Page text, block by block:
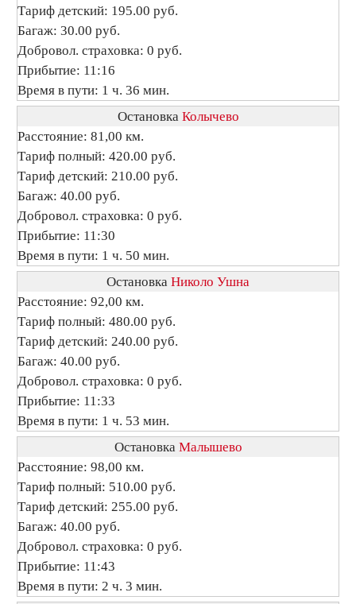
Тариф детский: 195.00 руб.
Багаж: 30.00 руб.
Добровол. страховка: 0 руб.
Прибытие: 11:16
Время в пути: 1 ч. 36 мин.
Остановка Колычево
Расстояние: 81,00 км.
Тариф полный: 420.00 руб.
Тариф детский: 210.00 руб.
Багаж: 40.00 руб.
Добровол. страховка: 0 руб.
Прибытие: 11:30
Время в пути: 1 ч. 50 мин.
Остановка Николо Ушна
Расстояние: 92,00 км.
Тариф полный: 480.00 руб.
Тариф детский: 240.00 руб.
Багаж: 40.00 руб.
Добровол. страховка: 0 руб.
Прибытие: 11:33
Время в пути: 1 ч. 53 мин.
Остановка Малышево
Расстояние: 98,00 км.
Тариф полный: 510.00 руб.
Тариф детский: 255.00 руб.
Багаж: 40.00 руб.
Добровол. страховка: 0 руб.
Прибытие: 11:43
Время в пути: 2 ч. 3 мин.